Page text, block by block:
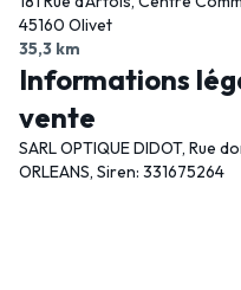
45160 Olivet
35,3 km
Informations
vente
SARL OPTIQUE DIDOT, Rue
ORLEANS, Siren: 331675264